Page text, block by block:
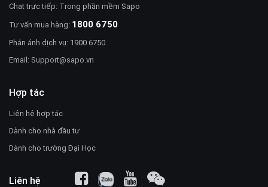
Chat trực tiếp: Trong phần mềm Sapo
Tư vấn mua hàng: 1800 6750
Phản ánh dịch vụ: 1900 6750
Email:Support@sapo.vn
Hợp tác
Liên hệ hợp tác
Dành cho nhà đầu tư
Dành cho trường Đại Học
Liên hệ